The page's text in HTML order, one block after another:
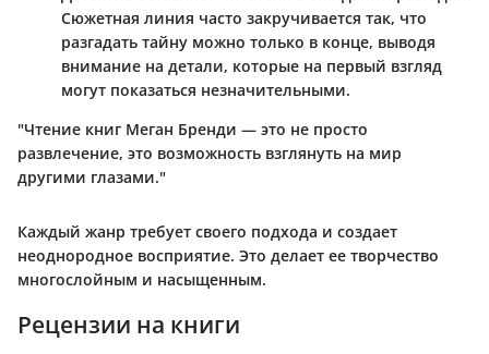
Сюжетная линия часто закручивается так, что
разгадать тайну можно только в конце, выводя
внимание на детали, которые на первый взгляд
могут показаться незначительными.
"Чтение книг Меган Бренди — это не просто
развлечение, это возможность взглянуть на мир
другими глазами."
Каждый жанр требует своего подхода и создает
неоднородное восприятие. Это делает ее творчество
многослойным и насыщенным.
Рецензии на книги